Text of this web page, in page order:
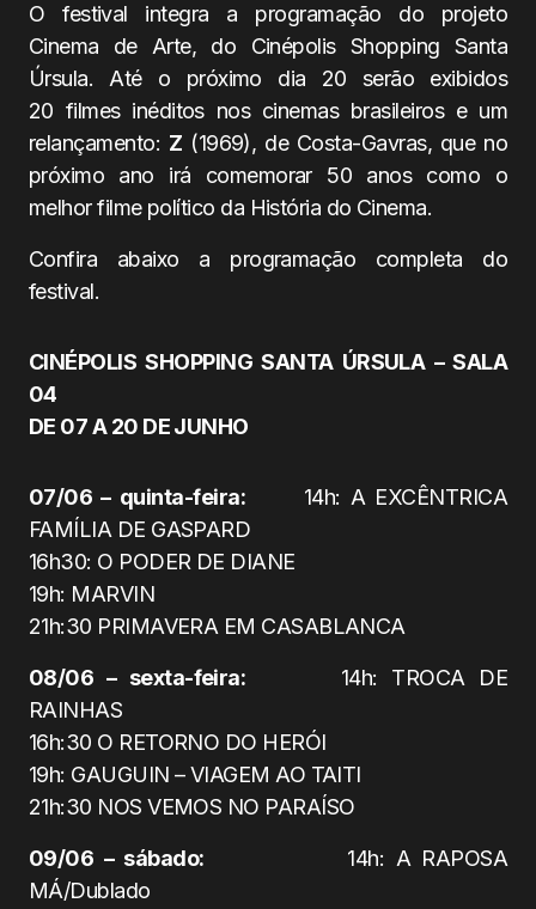
O festival integra a programação do projeto
Cinema de Arte, do Cinépolis Shopping Santa
Úrsula. Até o próximo dia 20 serão exibidos
20 filmes inéditos nos cinemas brasileiros e um
relançamento: Z (1969), de Costa-Gavras, que no
próximo ano irá comemorar 50 anos como o
melhor filme político da História do Cinema.
Confira abaixo a programação completa do
festival.
CINÉPOLIS SHOPPING SANTA ÚRSULA – SALA
04
DE 07 A 20 DE JUNHO
07/06 – quinta-feira: 14h: A EXCÊNTRICA
FAMÍLIA DE GASPARD
16h30: O PODER DE DIANE
19h: MARVIN
21h:30 PRIMAVERA EM CASABLANCA
08/06 – sexta-feira:
14h: TROCA DE
RAINHAS
16h:30 O RETORNO DO HERÓI
19h: GAUGUIN – VIAGEM AO TAITI
21h:30 NOS VEMOS NO PARAÍSO
09/06 – sábado: 14h: A RAPOSA
MÁ/Dublado